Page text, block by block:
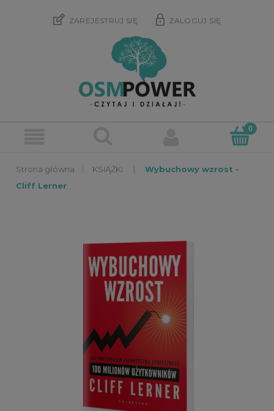
ZAREJESTRUJ SIĘ ZALOGUJ SIĘ
KSIĄŻKI
Wybuchowy wzrost -
Cliff Lerner